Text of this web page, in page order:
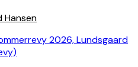
Hansen